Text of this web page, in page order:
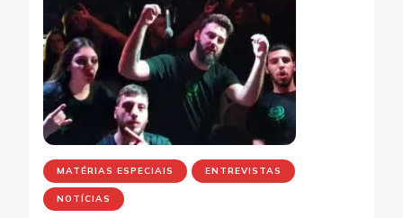
MATÉRIAS ESPECIAIS ENTREVISTAS
NOTÍCIAS